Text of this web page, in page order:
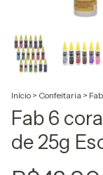
Início > Confeitaria >
Fab 6
de 25g